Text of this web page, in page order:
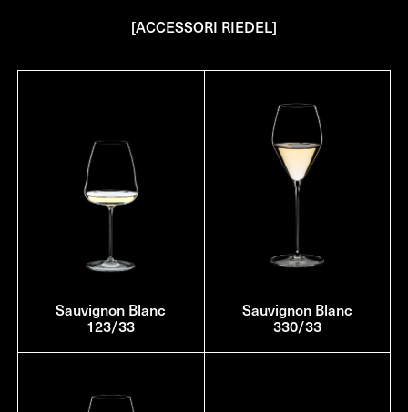
[ACCESSORI RIEDEL]
Sauvignon Blanc
123/33
Sauvignon Blanc
330/33